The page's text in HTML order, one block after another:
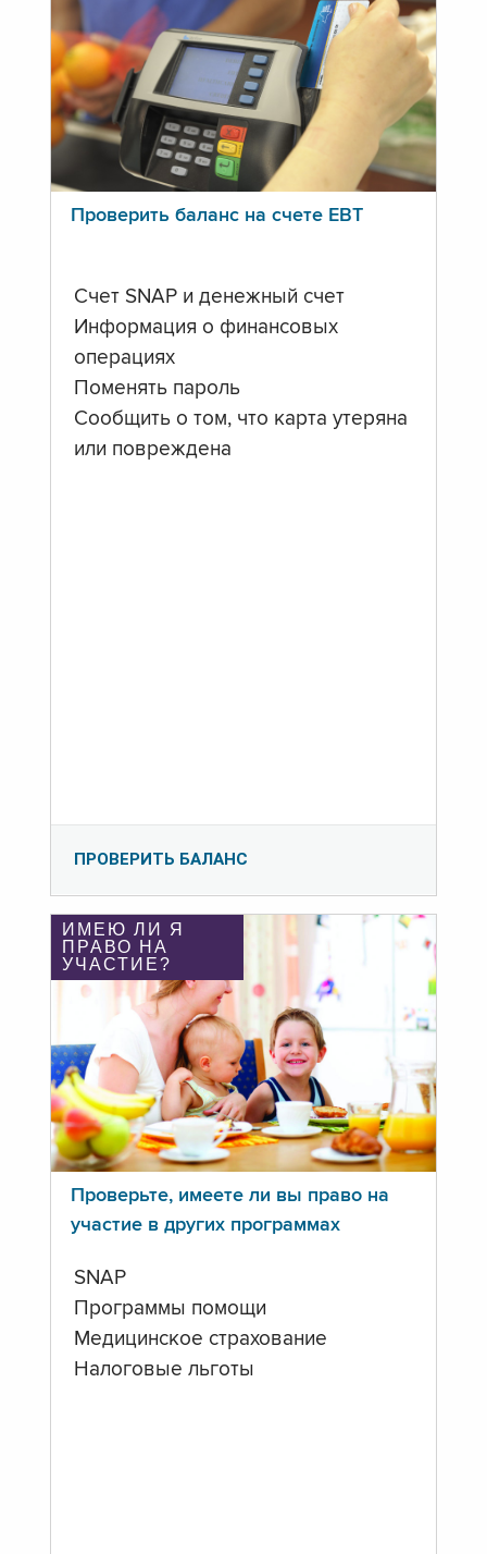
Проверить баланс на счете ЕВТ
Счет SNAP и денежный счет
Информация о финансовых
операциях
Поменять пароль
Сообщить о том, что карта утеряна
или повреждена
ПРОВЕРИТЬ БАЛАНС
ИМЕЮ ЛИ Я
ПРАВО НА
УЧАСТИЕ?
Проверьте, имеете ли вы право на
участие в других программах
SNAP
Программы помощи
Медицинское страхование
Налоговые льготы